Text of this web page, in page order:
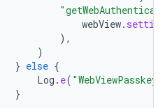
webView.
),
)
} else {
Log . e(
}